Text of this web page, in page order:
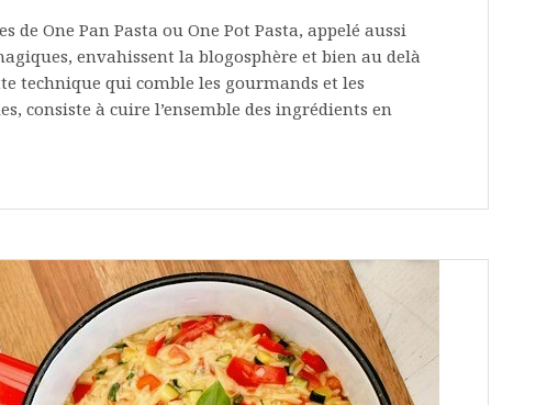
de One Pan Pasta ou One Pot Pasta, appelé aussi
envahissent la blogosphère et bien au delà
technique qui comble les gourmands et les
consiste à cuire l’ensemble des ingrédients en